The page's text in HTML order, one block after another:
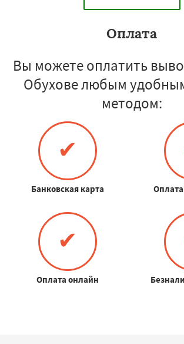
Оплата
Вы можете оплатить
Обухове любым
методом:
✔
Банковская карта
✔
Оплата онлайн